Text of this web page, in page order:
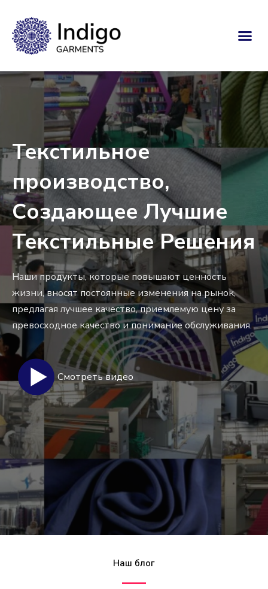
Текстильное
производство,
Создающее Лучшие
Текстильные Решения
Наши продукты, которые повышают ценность
жизни, вносят постоянные изменения на рынок,
предлагая лучшее качество, приемлемую цену за
превосходное качество и понимание обслуживания.
Смотреть видео
Наш блог